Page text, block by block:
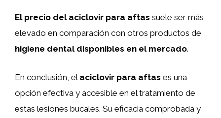
El precio del aciclovir para aftas suele ser más
elevado en comparación con otros productos de
higiene dental disponibles en el mercado.
En conclusión, el aciclovir para aftas es una
opción efectiva y accesible en el tratamiento de
estas lesiones bucales. Su eficacia comprobada y